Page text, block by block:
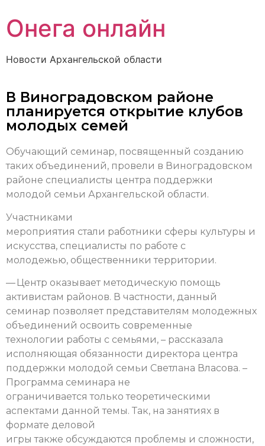
Онега онлайн
Новости Архангельской области
В Виноградовском районе
планируется открытие клубов
молодых семей
Обучающий семинар, посвященный созданию
таких объединений, провели в Виноградовском
районе специалисты центра поддержки
молодой семьи Архангельской области.
Участниками
мероприятия стали работники сферы культуры и
искусства, специалисты по работе с
молодежью, общественники территории.
— Центр оказывает методическую помощь
активистам районов. В частности, данный
семинар позволяет представителям молодежных
объединений освоить современные
технологии работы с семьями, – рассказала
исполняющая обязанности директора центра
поддержки молодой семьи Светлана Власова. –
Программа семинара не
ограничивается только теоретическими
аспектами данной темы. Так, на занятиях в
формате деловой
игры также обсуждаются проблемы и сложности,